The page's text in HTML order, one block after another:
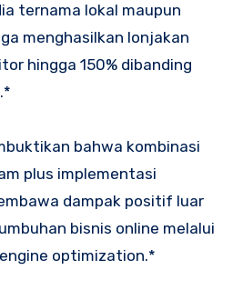
ternama lokal maupun
menghasilkan lonjakan
hingga 150% dibanding
bahwa kombinasi
plus implementasi
dampak positif luar
bisnis online melalui
optimization.*